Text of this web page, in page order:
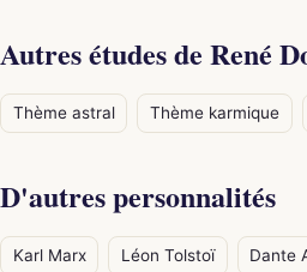
Autres études de René
Thème astral Thème karmique
D'autres personnalités
Karl Marx Léon Tolstoï Dante